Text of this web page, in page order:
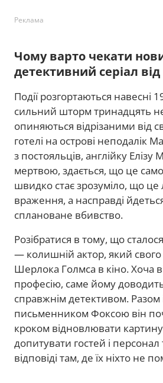
Реклама
Чому варто чекати
детективний серіал
Події розгортаються навесні
сильний шторм тринадцять
опиняються відрізаними від
готелі на острові неподалік
з постояльців, англійку
мертвою, здається, що це
швидко стає зрозуміло, що
враження, а насправді
сплановане вбивство.
Розібратися в тому, що
— колишній актор, який свого
Шерлока Голмса в кіно. Хоча
професію, саме йому
справжнім детективом. Разом
письменником Фоксою він
кроком відновлювати
допитувати гостей і
відповіді там, де їх ніхто не